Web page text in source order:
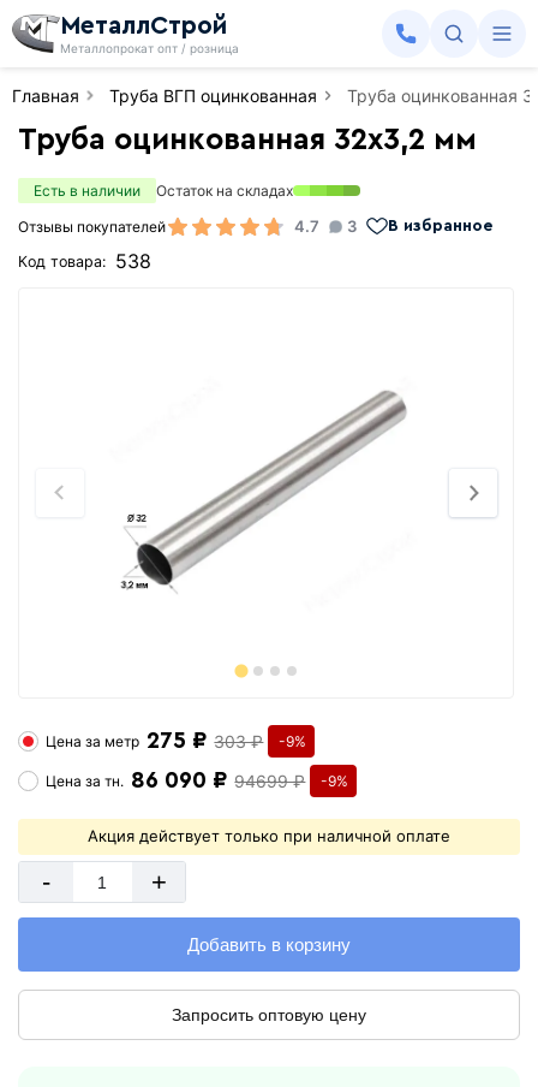
МеталлСтрой
Металлопрокат опт / розница
Главная Труба ВГП оцинкованная Труба оцинкованная
Труба оцинкованная 32х3,2 мм
Есть в наличии
Остаток на складах
Отзывы покупателей
4.7 3 В избранное
Код товара: 538
Цена за метр 275 ₽ 303 ₽ -9%
Цена затн. 86 090 ₽ 94699 ₽ -9%
Акция действует только при наличной оплате
- +
Добавить в корзину
Запросить оптовую цену